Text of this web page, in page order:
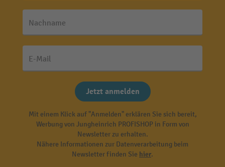
Nachname
E-Mail
Jetzt anmelden
Mit einem Klick auf "Anmelden" erklären Sie sich bereit,
Werbung von Jungheinrich PROFISHOP in Form von
Newsletter zu erhalten.
Nähere Informationen zur Datenverarbeitung beim
Newsletter finden Sie hier.